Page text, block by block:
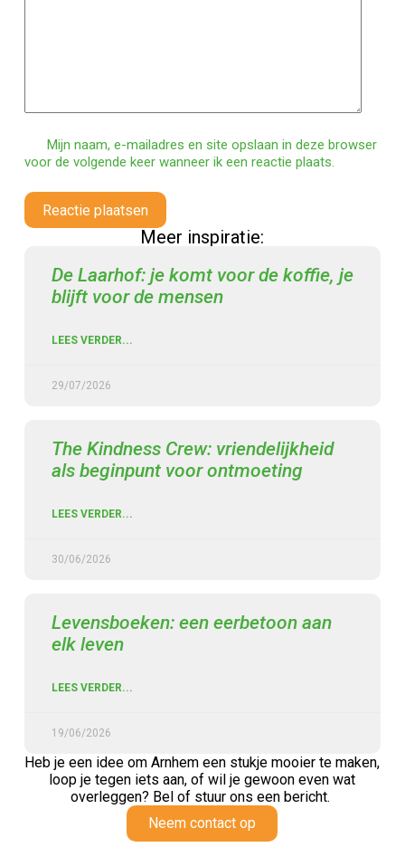
Mijn naam, e-mailadres en site opslaan in deze browser
voor de volgende keer wanneer ik een reactie plaats.
Reactie plaatsen
Meer inspiratie:
De Laarhof: je komt voor de koffie, je
blijft voor de mensen
LEES VERDER...
29/07/2026
The Kindness Crew: vriendelijkheid
als beginpunt voor ontmoeting
LEES VERDER...
30/06/2026
Levensboeken: een eerbetoon aan
elk leven
LEES VERDER...
19/06/2026
Heb je een idee om Arnhem een stukje mooier te maken,
loop je tegen iets aan,of wil je gewoon even wat
overleggen? Bel of stuur ons een bericht.
Neem contact op